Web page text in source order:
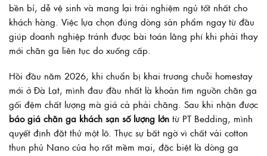
bền bỉ, dễ vệ sinh và mang lại trải nghiệm ngủ tốt nhất cho
khách hàng. Việc lựa chọn đúng dòng sản phẩm ngay từ đầu
giúp doanh nghiệp tránh được bài toán lãng phí khi phải thay
mới chăn ga liên tục do xuống cấp.
Hồi đầu năm 2026, khi chuẩn bị khai trương chuỗi homestay
mới ở Đà Lạt, mình đau đầu nhất là khoản tìm nguồn chăn ga
gối đệm chất lượng mà giá cả phải chăng. Sau khi nhận được
báo giá chăn ga khách sạn số lượng lớn từ PT Bedding, mình
quyết định đặt thử một lô. Thực sự bất ngờ vì chất vải cotton
thun phủ Nano của họ rất mềm mại, đặc biệt là dòng ga